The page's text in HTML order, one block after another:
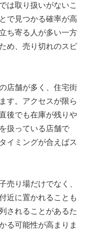
は取り扱いがないこ
で見つかる確率が高
ち寄る人が多い一方
め、売り切れのスピ
店舗が多く、住宅街
す。アクセスが限ら
後でも在庫が残りや
扱っている店舗で
イミングが合えばス
売り場だけでなく、
近に置かれることも
されることがあるた
る可能性が高まりま